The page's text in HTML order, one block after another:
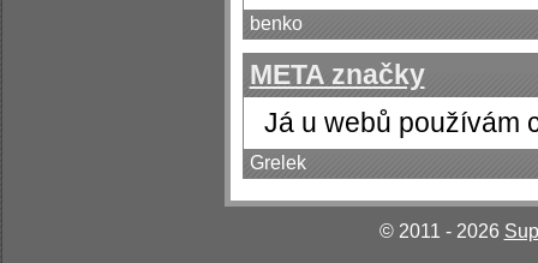
benko
META značky
Já u webů používám
Grelek
© 2011 - 2026